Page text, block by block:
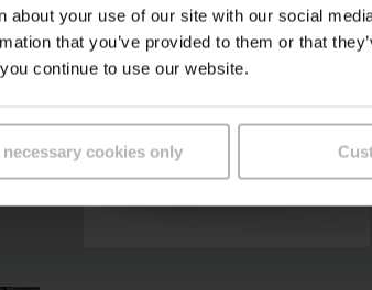
about your use of our site with our social
that you’ve provided to them or that
continue to use our website.
necessary cookies only